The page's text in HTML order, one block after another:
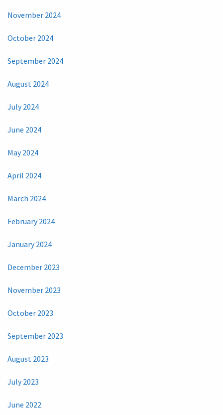
November 2024
October 2024
September 2024
August 2024
July 2024
June 2024
May 2024
April 2024
March 2024
February 2024
January 2024
December 2023
November 2023
October 2023
September 2023
August 2023
July 2023
June 2022